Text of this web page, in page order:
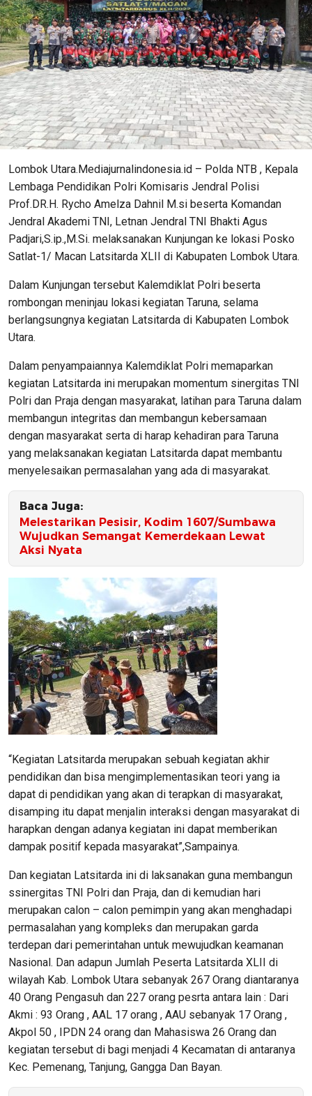
Lombok Utara.Mediajurnalindonesia.id – Polda NTB , Kepala
Lembaga Pendidikan Polri Komisaris Jendral Polisi
Prof.DR.H. Rycho Amelza Dahnil M.si beserta Komandan
Jendral Akademi TNI, Letnan Jendral TNI Bhakti Agus
Padjari,S.ip.,M.Si. melaksanakan Kunjungan ke lokasi Posko
Satlat-1/ Macan Latsitarda XLII di Kabupaten Lombok Utara.
Dalam Kunjungan tersebut Kalemdiklat Polri beserta
rombongan meninjau lokasi kegiatan Taruna, selama
berlangsungnya kegiatan Latsitarda di Kabupaten Lombok
Utara.
Dalam penyampaiannya Kalemdiklat Polri memaparkan
kegiatan Latsitarda ini merupakan momentum sinergitas TNI
Polri dan Praja dengan masyarakat, latihan para Taruna dalam
membangun integritas dan membangun kebersamaan
dengan masyarakat serta di harap kehadiran para Taruna
yang melaksanakan kegiatan Latsitarda dapat membantu
menyelesaikan permasalahan yang ada di masyarakat.
Baca Juga:
‎Melestarikan Pesisir, Kodim 1607/Sumbawa
Wujudkan Semangat Kemerdekaan Lewat
Aksi Nyata
“Kegiatan Latsitarda merupakan sebuah kegiatan akhir
pendidikan dan bisa mengimplementasikan teori yang ia
dapat di pendidikan yang akan di terapkan di masyarakat,
disamping itu dapat menjalin interaksi dengan masyarakat di
harapkan dengan adanya kegiatan ini dapat memberikan
dampak positif kepada masyarakat”,Sampainya.
Dan kegiatan Latsitarda ini di laksanakan guna membangun
ssinergitas TNI Polri dan Praja, dan di kemudian hari
merupakan calon – calon pemimpin yang akan menghadapi
permasalahan yang kompleks dan merupakan garda
terdepan dari pemerintahan untuk mewujudkan keamanan
Nasional. Dan adapun Jumlah Peserta Latsitarda XLII di
wilayah Kab. Lombok Utara sebanyak 267 Orang diantaranya
40 Orang Pengasuh dan 227 orang pesrta antara lain : Dari
Akmi : 93 Orang , AAL 17 orang , AAU sebanyak 17 Orang ,
Akpol 50 , IPDN 24 orang dan Mahasiswa 26 Orang dan
kegiatan tersebut di bagi menjadi 4 Kecamatan di antaranya
Kec. Pemenang, Tanjung, Gangga Dan Bayan.